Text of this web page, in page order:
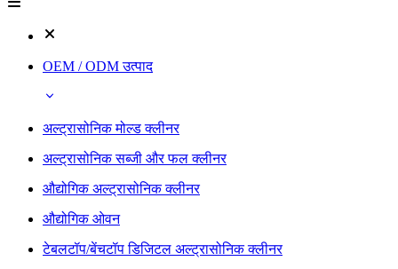
OEM / ODM उत्पाद
अल्ट्रासोनिक मोल्ड क्लीनर
अल्ट्रासोनिक सब्जी और फल क्लीनर
औद्योगिक अल्ट्रासोनिक क्लीनर
औद्योगिक ओवन
टेबलटॉप/बेंचटॉप डिजिटल अल्ट्रासोनिक क्लीनर